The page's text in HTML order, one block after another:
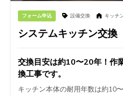
フォーム申込 設備交換 キッチ
システムキッチン交換
交換目安は約10〜20年！作
換工事です。
キッチン本体の耐用年数は約10